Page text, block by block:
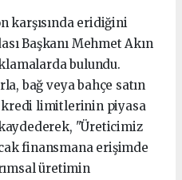
eridiğini
Başkanı Mehmet Akın
bulundu.
bağ veya bahçe satın
limitlerinin piyasa
kaydederek, "Üreticimiz
finansmana erişimde
üretimin